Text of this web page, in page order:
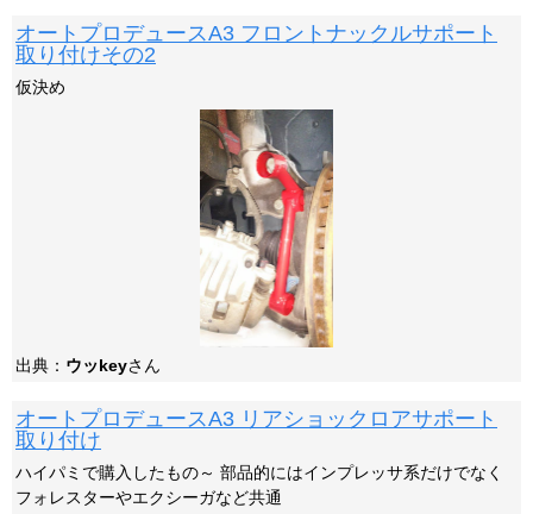
オートプロデュースA3 フロントナックルサポート
取り付けその2
仮決め
出典： ウッkeyさん
オートプロデュースA3 リアショックロアサポート
取り付け
ハイパミで購入したもの～ 部品的にはインプレッサ系だけでなく
フォレスターやエクシーガなど共通